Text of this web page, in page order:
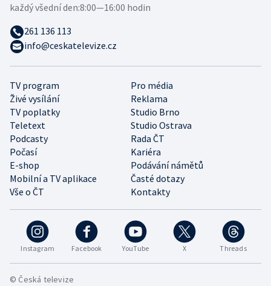
Instagram Facebook YouTube X Threads
TV program
Pro média
Živé vysílání
Reklama
TV poplatky
Studio Brno
Teletext
Studio Ostrava
Podcasty
Rada ČT
Počasí
Kariéra
E-shop
Podávání námětů
Mobilní a TV aplikace
Časté dotazy
Vše o ČT
Kontakty
každý všední den:8:00—16:00 hodin
261 136 113
info@ceskatelevize.cz
© Česká televize